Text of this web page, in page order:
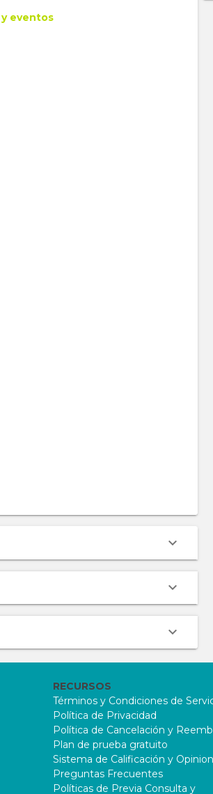
eventos
RECURSOS
Términos y Condiciones de
Política de Privacidad
Política de Cancelación y
Plan de prueba gratuito
Sistema de Calificación y
Preguntas Frecuentes
Políticas de Previa Consulta y